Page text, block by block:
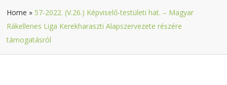
Home » 57-2022. (V.26.) Képviselő-testületi hat. – Magyar
Rákellenes Liga Kerekharaszti Alapszervezete részére
támogatásról